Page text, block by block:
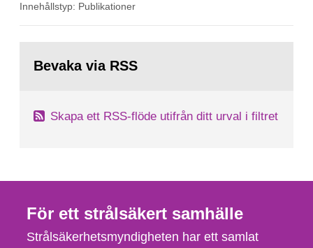
merkostnader fram till dess att restprodukterna
detta ske 2069. Uppskattningen...
Innehållstyp: Publikationer
sida:Bevaka via RSS
Skapa ett RSS-flöde utifrån ditt urval i filtret
För ett strålsäkert samhälle
Strålsäkerhetsmyndigheten har ett samlat